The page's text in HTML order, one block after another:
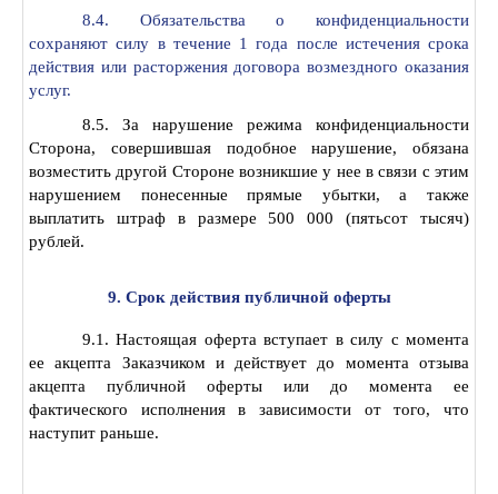
8.4. Обязательства о конфиденциальности
сохраняют силу в течение 1 года после истечения срока
действия или расторжения договора возмездного оказания
услуг.
8.5. За нарушение режима конфиденциальности
Сторона, совершившая подобное нарушение, обязана
возместить другой Стороне возникшие у нее в связи с этим
нарушением понесенные прямые убытки, а также
выплатить штраф в размере 500 000 (пятьсот тысяч)
рублей.
9. Срок действия публичной оферты
9.1. Настоящая оферта вступает в силу с момента
ее акцепта Заказчиком и действует до момента отзыва
акцепта публичной оферты или до момента ее
фактического исполнения в зависимости от того, что
наступит раньше.